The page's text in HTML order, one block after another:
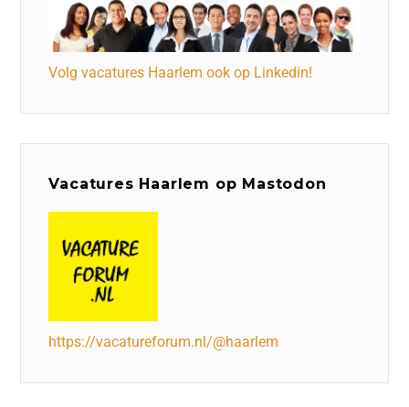
Volg vacatures Haarlem ook op Linkedin!
Vacatures Haarlem op Mastodon
https://vacatureforum.nl/@haarlem